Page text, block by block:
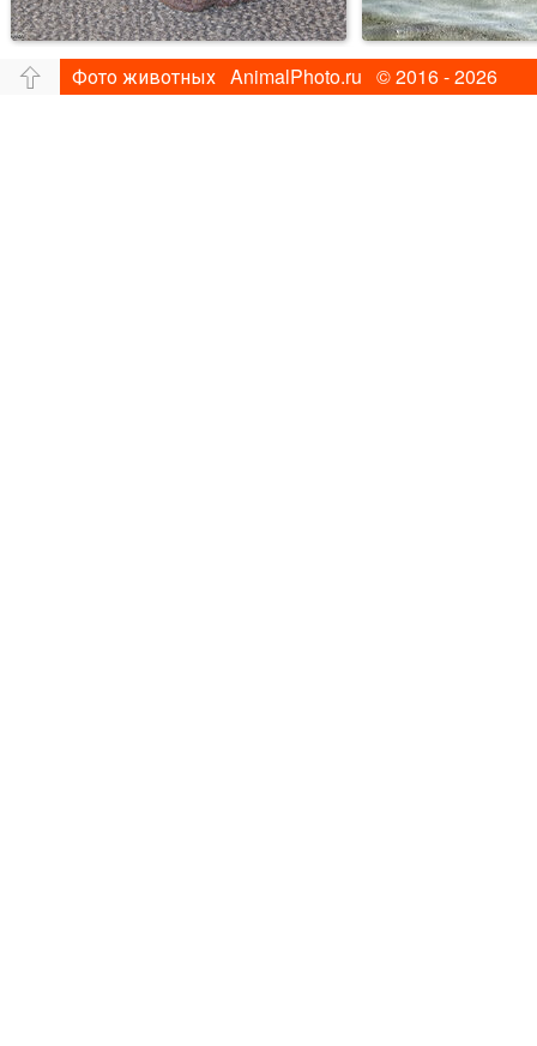
Фото животных AnimalPhoto.ru © 2016 - 2026